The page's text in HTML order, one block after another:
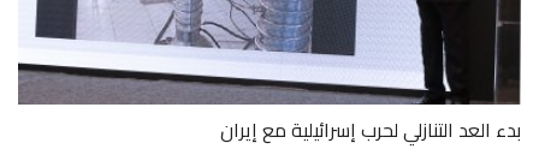
بدء العد التنازلي لحرب إسرائيلية مع إيران